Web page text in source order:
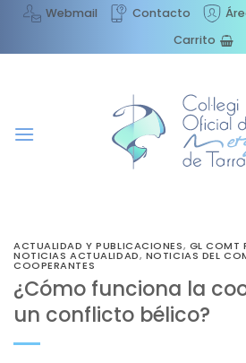
Saltar
contenido
Webmail Contacto
Carrito
ACTUALIDAD Y PUBLICACIONES, GL COMT
NOTICIAS ACTUALIDAD, NOTICIAS DEL
COOPERANTES
¿Cómo funciona la
un conflicto bélico?